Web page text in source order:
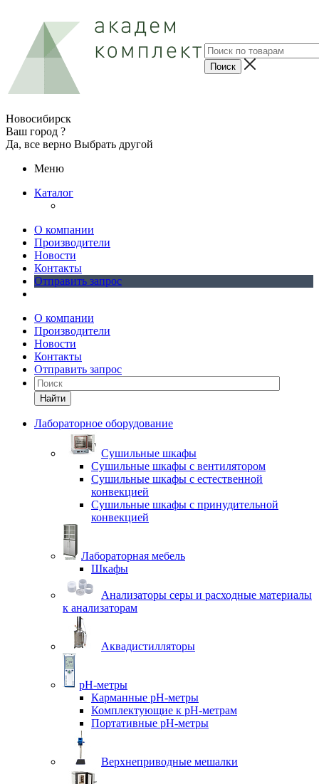
Новосибирск
Ваш город ?
Да, все верно Выбрать другой
Меню
Каталог
О компании
Производители
Новости
Контакты
Отправить запрос
О компании
Производители
Новости
Контакты
Отправить запрос
Найти
Лабораторное оборудование
Cушильные шкафы
Сушильные шкафы с вентилятором
Сушильные шкафы с естественной
конвекцией
Сушильные шкафы с принудительной
конвекцией
Лабораторная мебель
Шкафы
Анализаторы серы и расходные материалы
к анализаторам
Аквадистилляторы
pH-метры
Карманные pH-метры
Комплектующие к pH-метрам
Портативные pH-метры
Верхнеприводные мешалки